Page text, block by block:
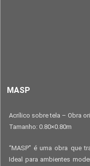
MASP
Acrílico sobre tela – Obra
Tamanho: 0.80×0.80m
“MASP” é uma obra que
Ideal para ambientes